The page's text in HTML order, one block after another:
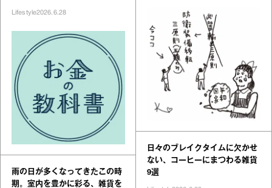
Lifestyle2026.6.28
雨の日が多くなってきたこの時
期。室内を豊かに彩る、雑貨を
日々のブレイクタイムに欠かせ
ない、コーヒーにまつわる雑貨
9選